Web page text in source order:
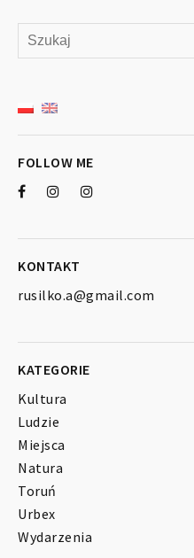
FOLLOW ME
KONTAKT
rusilko.a@gmail.com
KATEGORIE
Kultura
Ludzie
Miejsca
Natura
Toruń
Urbex
Wydarzenia